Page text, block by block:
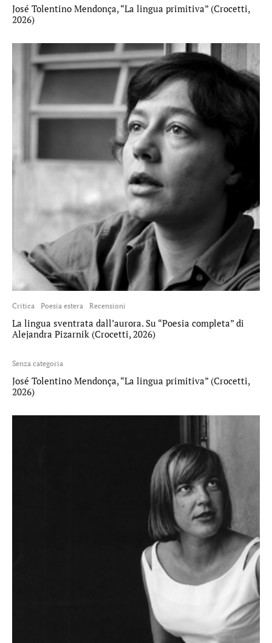
José Tolentino Mendonça, “La lingua primitiva” (Crocetti,
2026)
Critica Poesia estera Recensioni
La lingua sventrata dall’aurora. Su “Poesia completa” di
Alejandra Pizarnik (Crocetti, 2026)
Senza categoria
José Tolentino Mendonça, “La lingua primitiva” (Crocetti,
2026)